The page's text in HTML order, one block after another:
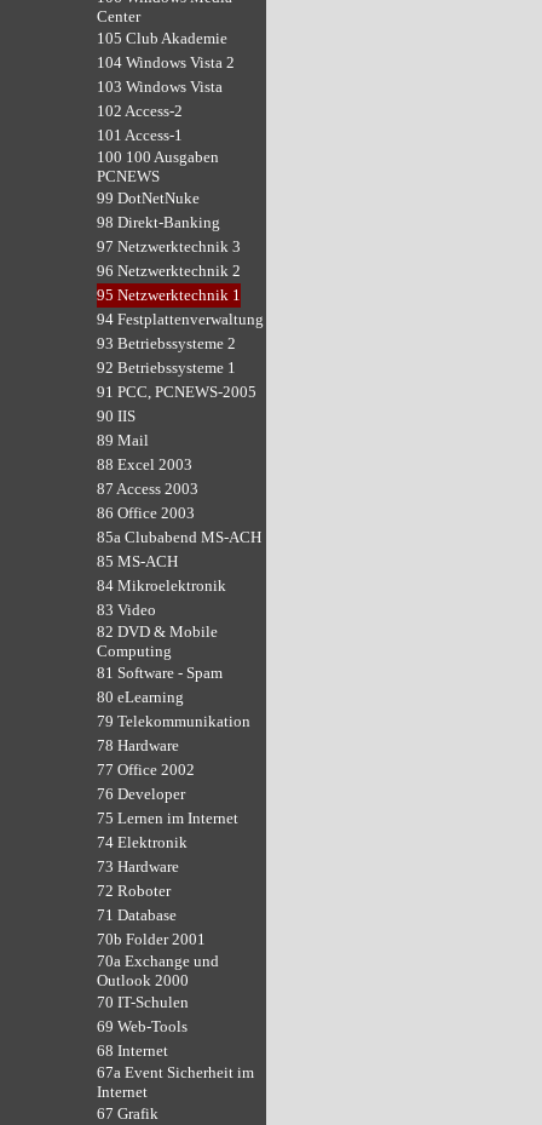
Center
105 Club Akademie
104 Windows Vista 2
103 Windows Vista
102 Access-2
101 Access-1
100 100 Ausgaben
PCNEWS
99 DotNetNuke
98 Direkt-Banking
97 Netzwerktechnik 3
96 Netzwerktechnik 2
95 Netzwerktechnik 1
94 Festplattenverwaltung
93 Betriebssysteme 2
92 Betriebssysteme 1
91 PCC, PCNEWS-2005
90 IIS
89 Mail
88 Excel 2003
87 Access 2003
86 Office 2003
85a Clubabend MS-ACH
85 MS-ACH
84 Mikroelektronik
83 Video
82 DVD & Mobile
Computing
81 Software - Spam
80 eLearning
79 Telekommunikation
78 Hardware
77 Office 2002
76 Developer
75 Lernen im Internet
74 Elektronik
73 Hardware
72 Roboter
71 Database
70b Folder 2001
70a Exchange und
Outlook 2000
70 IT-Schulen
69 Web-Tools
68 Internet
67a Event Sicherheit im
Internet
67 Grafik